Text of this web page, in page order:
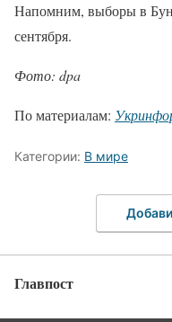
Напомним, выборы в
сентября.
Фото: dpa
По материалам:
Категории: В мире
Главпост